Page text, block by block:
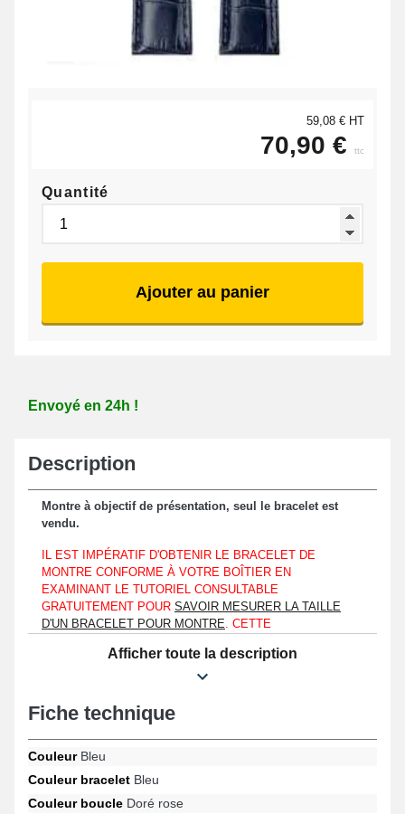
59,08 € HT
70,90 € ttc
Quantité
Ajouter au panier
Envoyé en 24h !
Description
Montre à objectif de présentation, seul le bracelet est
vendu.
IL EST IMPÉRATIF D'OBTENIR LE BRACELET DE
MONTRE CONFORME À VOTRE BOÎTIER EN
EXAMINANT LE TUTORIEL CONSULTABLE
GRATUITEMENT POUR SAVOIR MESURER LA TAILLE
D'UN BRACELET POUR MONTRE. CETTE
DU BRACELET CORRESPONDANT AU DESIGN DE
L'HORLOGÈRE QUE VOUS POSSÉDEZ. QU'ELLE
MICHAEL KORS.
Le bracelet montre est à associer à un boîtier de montre affichant
un entre-corne d'une longueur de 18mm exclusivement.
Le bracelet pour montre élégance est en cuir véritable et
représente une option appropriée en vue de renouveler un
Afficher toute la description
Fiche technique
CouleurBleu
Couleur bracelet Bleu
Couleur boucle Doré rose